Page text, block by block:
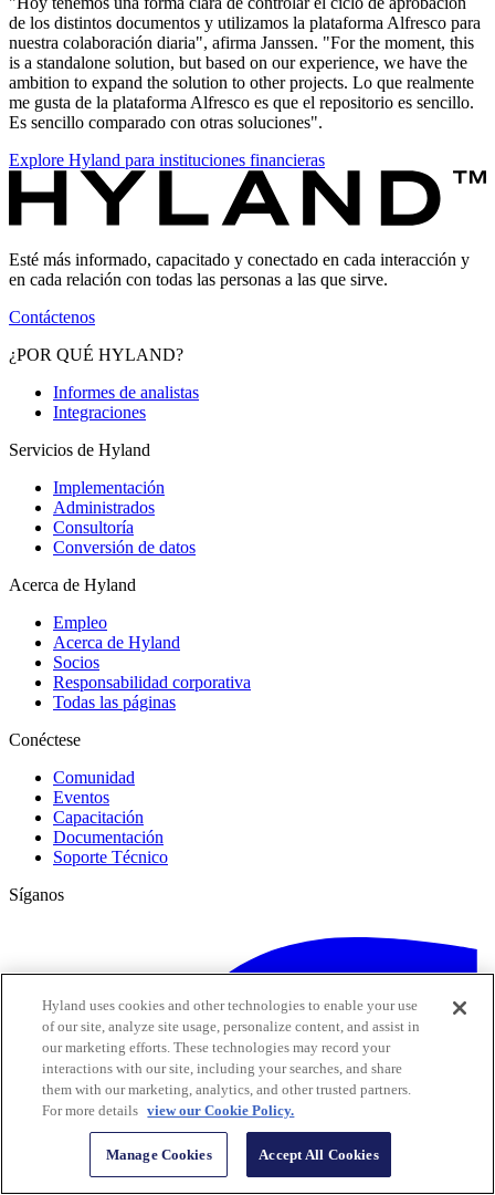
de los distintos documentos y utilizamos la plataforma Alfresco para
nuestra colaboración diaria", afirma Janssen. "For the moment, this
is a standalone solution, but based on our experience, we have the
ambition to expand the solution to other projects. Lo que realmente
me gusta de la plataforma Alfresco es que el repositorio es sencillo.
Es sencillo comparado con otras soluciones".
Explore Hyland para instituciones financieras
Esté más informado, capacitado y conectado en cada interacción y
en cada relación con todas las personas a las que sirve.
Contáctenos
¿POR QUÉ HYLAND?
Informes de analistas
Integraciones
Servicios de Hyland
Implementación
Administrados
Consultoría
Conversión de datos
Acerca de Hyland
Empleo
Acerca de Hyland
Socios
Responsabilidad corporativa
Todas las páginas
Conéctese
Comunidad
Eventos
Capacitación
Documentación
Soporte Técnico
Síganos
Hyland uses cookies and other technologies to enable your use
of our site, analyze site usage, personalize content, and assist in
our marketing efforts. These technologies may record your
interactions with our site, including your searches, and share
them with our marketing, analytics, and other trusted partners.
For more details view our Cookie Policy.
Manage Cookies Accept All Cookies